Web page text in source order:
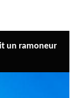
un ramoneur